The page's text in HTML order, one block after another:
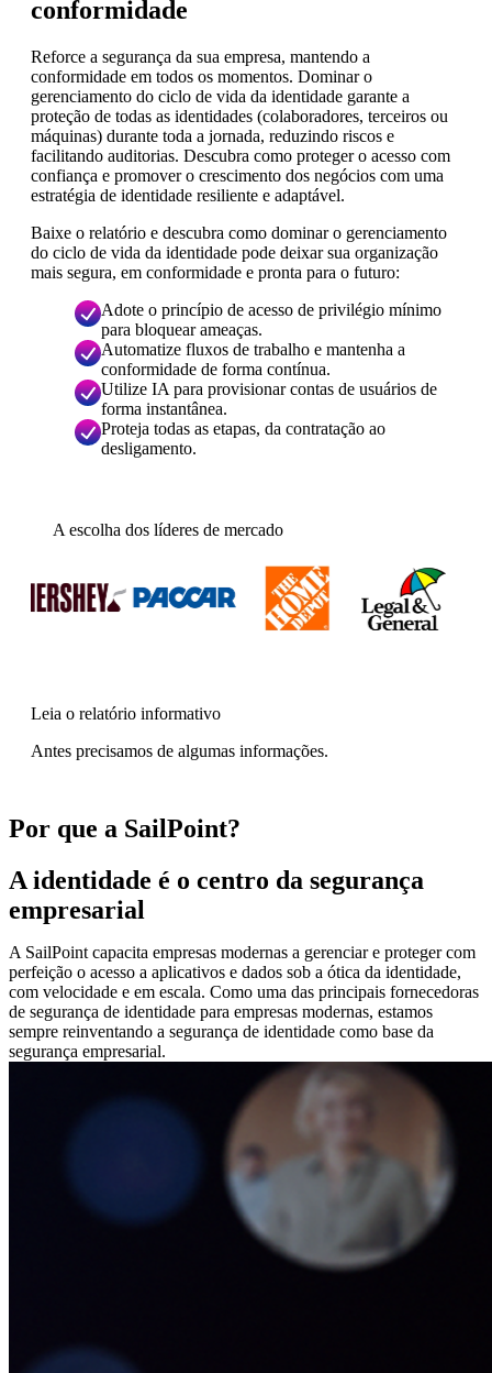
conformidade
Reforce a segurança da sua empresa, mantendo a
conformidade em todos os momentos. Dominar o
gerenciamento do ciclo de vida da identidade garante a
proteção de todas as identidades (colaboradores, terceiros ou
máquinas) durante toda a jornada, reduzindo riscos e
facilitando auditorias. Descubra como proteger o acesso com
confiança e promover o crescimento dos negócios com uma
estratégia de identidade resiliente e adaptável.
Baixe o relatório e descubra como dominar o gerenciamento
do ciclo de vida da identidade pode deixar sua organização
mais segura, em conformidade e pronta para o futuro:
Adote o princípio de acesso de privilégio mínimo
para bloquear ameaças.
Automatize fluxos de trabalho e mantenha a
conformidade de forma contínua.
Utilize IA para provisionar contas de usuários de
forma instantânea.
Proteja todas as etapas, da contratação ao
desligamento.
A escolha dos líderes de mercado
Leia o relatório informativo
Antes precisamos de algumas informações.
Por que a SailPoint?
A identidade é o centro da segurança
empresarial
A SailPoint capacita empresas modernas a gerenciar e proteger com
perfeição o acesso a aplicativos e dados sob a ótica da identidade,
com velocidade e em escala. Como uma das principais fornecedoras
de segurança de identidade para empresas modernas, estamos
sempre reinventando a segurança de identidade como base da
segurança empresarial.